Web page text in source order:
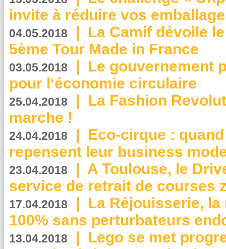
invite à réduire vos
04.05.2018 | La Camif dévoile
5ème Tour Made in France
03.05.2018 | Le gouvernement
pour l‘économie circulaire
25.04.2018 | La Fashion
marche !
24.04.2018 | Eco-cirque :
repensent leur business
23.04.2018 | A Toulouse, le
service de retrait de courses
17.04.2018 | La Réjouisserie,
100% sans perturbateurs
13.04.2018 | Lego se met